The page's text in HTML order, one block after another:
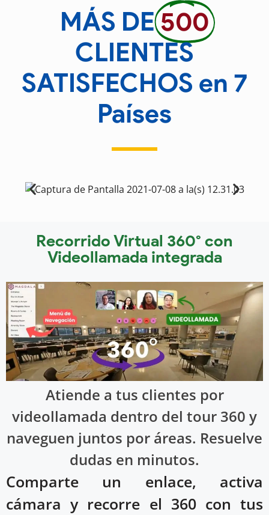
MÁS DE500
CLIENTES
SATISFECHOS en 7
Países
Recorrido Virtual 360° con
Videollamada integrada
Atiende a tus clientes por
videollamada dentro del tour 360 y
naveguen juntos por áreas. Resuelve
dudas en minutos.
Comparte un enlace, activa
cámara y recorre el 360 con tus